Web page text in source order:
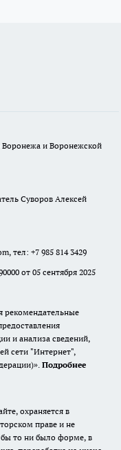
и Воронежской
Суворов Алексей
тел: +7 985 814 3429
от 05 сентября 2025
рекомендательные
и анализа сведений,
сети "Интернет",
Подробнее
охраняется в
праве и не
то ни было форме, в